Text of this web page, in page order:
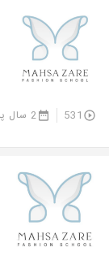
531 2 سال پیش